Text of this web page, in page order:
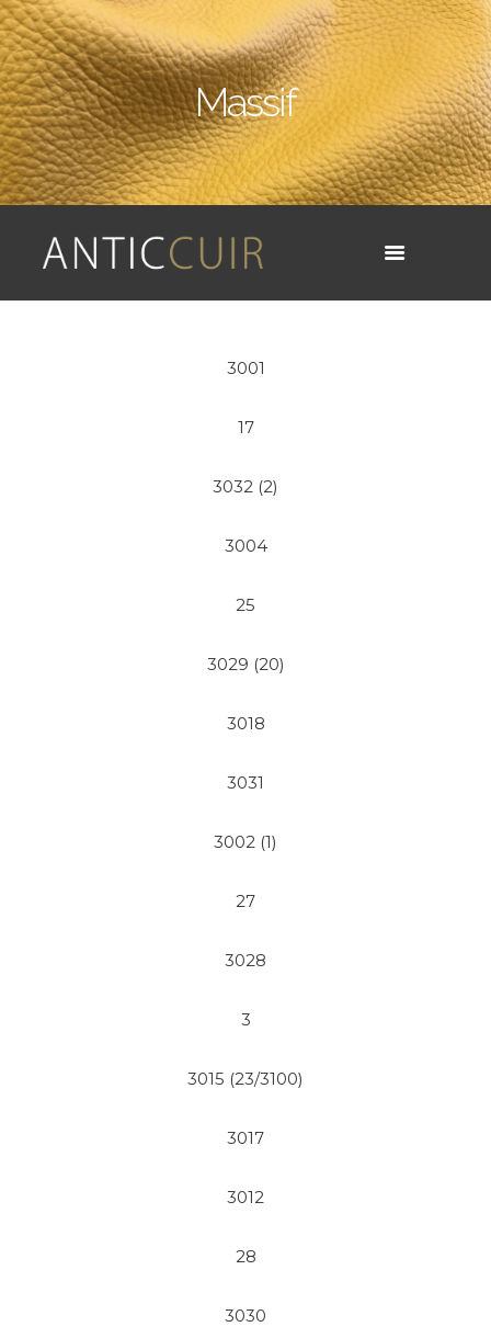
Massif
3001
17
3032 (2)
3004
25
3029 (20)
3018
3031
3002 (1)
27
3028
3
3015 (23/3100)
3017
3012
28
3030